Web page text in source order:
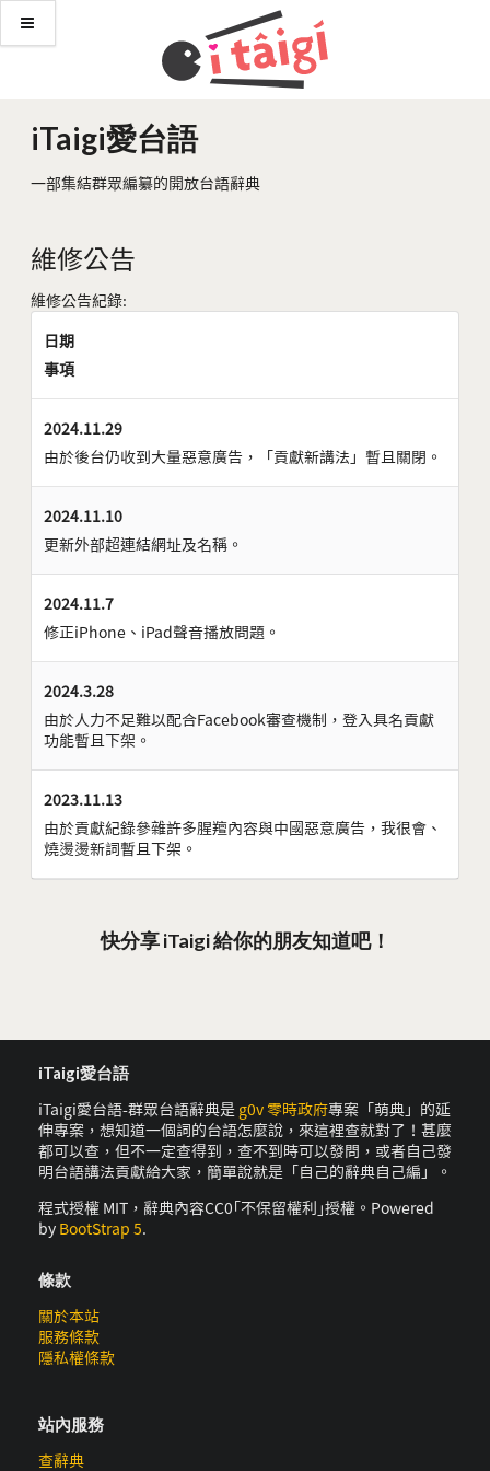
iTaigi愛台語
一部集結群眾編纂的開放台語辭典
維修公告
維修公告紀錄:
日期
事項
2024.11.29
由於後台仍收到大量惡意廣告，「貢獻新講法」暫且關閉。
2024.11.10
更新外部超連結網址及名稱。
2024.11.7
修正iPhone、iPad聲音播放問題。
2024.3.28
由於人力不足難以配合Facebook審查機制，登入具名貢獻
功能暫且下架。
2023.11.13
由於貢獻紀錄參雜許多腥羶內容與中國惡意廣告，我很會、
燒燙燙新詞暫且下架。
快分享 iTaigi 給你的朋友知道吧！
iTaigi愛台語
iTaigi愛台語-群眾台語辭典是 g0v 零時政府專案「萌典」的延
伸專案，想知道一個詞的台語怎麼說，來這裡查就對了！甚麼
都可以查，但不一定查得到，查不到時可以發問，或者自己發
明台語講法貢獻給大家，簡單說就是「自己的辭典自己編」。
程式授權 MIT，辭典內容CC0｢不保留權利｣授權。Powered
by BootStrap 5.
條款
關於本站
服務條款
隱私權條款
站內服務
查辭典